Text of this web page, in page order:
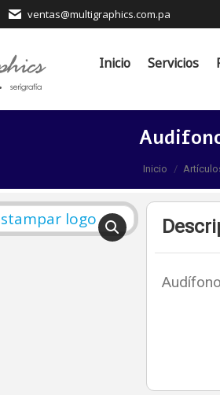
ventas@multigraphics.com.pa
Inicio Servicios
Estás aquí:
Inicio
Inicio Servicios Productos